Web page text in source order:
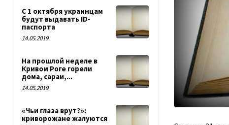
С 1 октября украинцам
будут выдавать ID-
паспорта
14.05.2019
На прошлой неделе в
Кривом Роге горели
дома, сараи,...
14.05.2019
«Чьи глаза врут?»:
криворожане жалуются